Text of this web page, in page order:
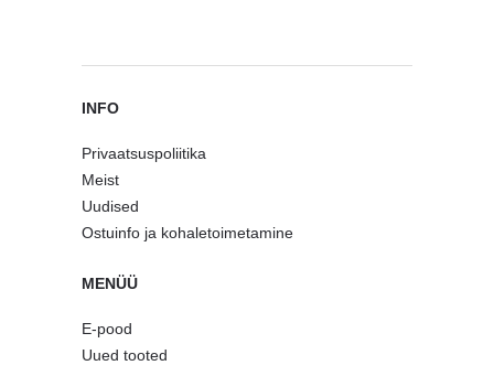
INFO
Privaatsuspoliitika
Meist
Uudised
Ostuinfo ja kohaletoimetamine
MENÜÜ
E-pood
Uued tooted